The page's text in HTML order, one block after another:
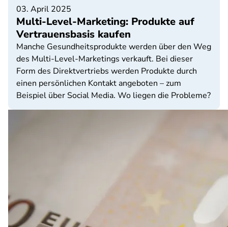
03. April 2025
Multi-Level-Marketing: Produkte auf
Vertrauensbasis kaufen
Manche Gesundheitsprodukte werden über den Weg
des Multi-Level-Marketings verkauft. Bei dieser
Form des Direktvertriebs werden Produkte durch
einen persönlichen Kontakt angeboten – zum
Beispiel über Social Media. Wo liegen die Probleme?